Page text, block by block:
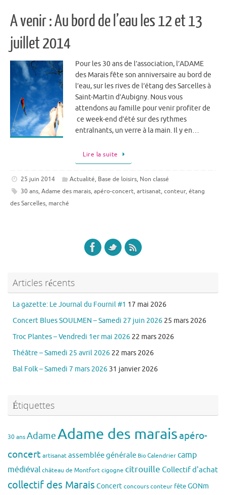
A venir : Au bord de l’eau les 12 et 13
juillet 2014
Pour les 30 ans de l’association, l’ADAME
des Marais fête son anniversaire au bord de
l’eau, sur les rives de l’étang des Sarcelles à
Saint-Martin d’Aubigny. Nous vous
attendons au famille pour venir profiter de
ce week-end d’été sur des rythmes
entraînants, un verre à la main. Il y en…
Lire la suite
25 juin 2014 Actualité, Base de loisirs, Non classé
30 ans, Adame des marais, apéro-concert, artisanat, conteur, étang
des Sarcelles, marché
Articles récents
La gazette: Le Journal du Fournil #1 17 mai 2026
Concert Blues SOULMEN – Samedi 27 juin 2026 25 mars 2026
Troc Plantes – Vendredi 1er mai 2026 22 mars 2026
Théâtre – Samedi 25 avril 2026 22 mars 2026
Bal Folk – Samedi 7 mars 2026 31 janvier 2026
Étiquettes
30 ansAdameAdame des maraisapéro-
concertartisanatassemblée générale Bio Calendriercamp
médiévalchâteau de Montfortcigogne citrouille Collectif d'achat
collectif des Marais Concertconcoursconteur fêteGONm